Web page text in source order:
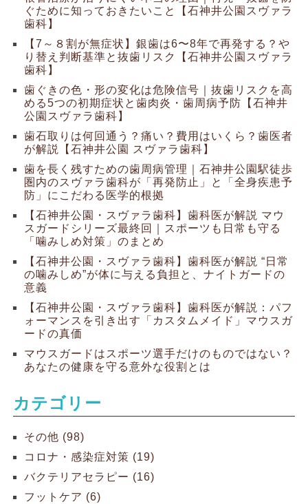
ぐために知っておきたいこと【石神井公園スヴァラ
歯科】
【7～８割が無症状】銀歯は6〜8年で再発する？や
り替え判断基準と抜歯リスク【石神井公園スヴァラ
歯科】
歯ぐきの色・形の変化は危険信号｜抜歯リスクを高
める5つの初期症状と歯肉炎・歯周病予防【石神井
公園スヴァラ歯科】
歯石取りは何回通う？痛い？費用はいくら？歯医者
が解説【石神井公園 スヴァラ歯科】
歯を長く残すための歯周病管理｜石神井公園駅徒歩
圏内のスヴァラ歯科が「再発防止」と「全身疾患予
防」にこだわる医学的根拠
【石神井公園・スヴァラ歯科】歯科医が解説 マウ
スガードシリーズ最終回｜スポーツも日常も守る
「噛みしめ対策」のまとめ
【石神井公園・スヴァラ歯科】歯科医が解説 “日常
の噛みしめ”が体に与える負担と、ナイトガードの
意義
【石神井公園・スヴァラ歯科】歯科医が解説：パフ
ォーマンスを引き出す「カスタムメイド」マウスガ
ードの真価
マウスガードはスポーツ選手だけのものではない？
あなたの健康を守る意外な役割とは
カテゴリー
その他 (98)
コロナ・感染症対策 (19)
バクテリアセラピー (16)
フットケア (6)